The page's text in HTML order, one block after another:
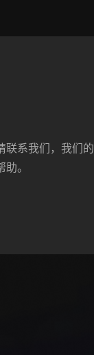
联系我们，我们的
。